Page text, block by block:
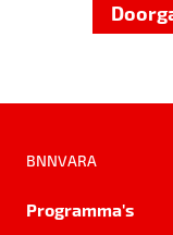
BNNVARA
Programma's